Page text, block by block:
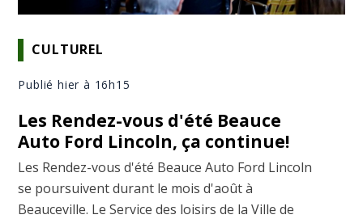
CULTUREL
Publié hier à 16h15
Les Rendez-vous d'été Beauce
Auto Ford Lincoln, ça continue!
Les Rendez-vous d'été Beauce Auto Ford Lincoln
se poursuivent durant le mois d'août à
Beauceville. Le Service des loisirs de la Ville de